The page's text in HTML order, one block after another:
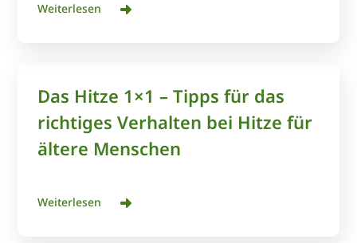
Weiterlesen
Das Hitze 1×1 – Tipps für das
richtiges Verhalten bei Hitze für
ältere Menschen
Weiterlesen